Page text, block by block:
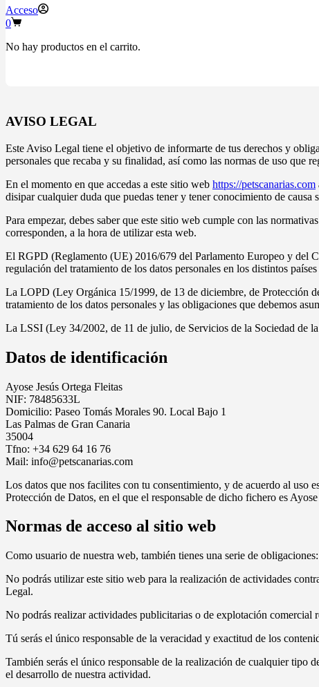
Acceso
0
No hay productos en el carrito.
AVISO LEGAL
Este Aviso Legal tiene el objetivo de informarte de tus derechos y
personales que recaba y su finalidad, así como las normas de uso que
En el momento en que accedas a este sitio web https://petscanarias.com
disipar cualquier duda que puedas tener y tener conocimiento de causa
Para empezar, debes saber que este sitio web cumple con las
corresponden, a la hora de utilizar esta web.
El RGPD (Reglamento (UE) 2016/679 del Parlamento Europeo y del
regulación del tratamiento de los datos personales en los distintos
La LOPD (Ley Orgánica 15/1999, de 13 de diciembre, de Protección
tratamiento de los datos personales y las obligaciones que debemos
La LSSI (Ley 34/2002, de 11 de julio, de Servicios de la Sociedad de
Datos de identificación
Ayose Jesús Ortega Fleitas
NIF: 78485633L
Domicilio: Paseo Tomás Morales 90. Local Bajo 1
Las Palmas de Gran Canaria
35004
Tfno: +34 629 64 16 76
Mail: info@petscanarias.com
Los datos que nos facilites con tu consentimiento, y de acuerdo al uso
Protección de Datos, en el que el responsable de dicho fichero es
Normas de acceso al sitio web
Como usuario de nuestra web, también tienes una serie de obligaciones:
No podrás utilizar este sitio web para la realización de actividades
Legal.
No podrás realizar actividades publicitarias o de explotación comercial
Tú serás el único responsable de la veracidad y exactitud de los
También serás el único responsable de la realización de cualquier tipo
el desarrollo de nuestra actividad.